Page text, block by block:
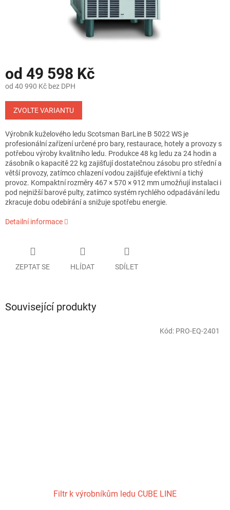
od 49 598 Kč
od 40 990 Kč bez DPH
Měrná
cena:
ZVOLTE VARIANTU
Výrobník kuželového ledu Scotsman BarLine B 5022 WS je
profesionální zařízení určené pro bary, restaurace, hotely a provozy s
potřebou výroby kvalitního ledu. Produkce 48 kg ledu za 24 hodin a
zásobník o kapacitě 22 kg zajišťují dostatečnou zásobu pro střední a
větší provozy, zatímco chlazení vodou zajišťuje efektivní a tichý
provoz. Kompaktní rozměry 467 × 570 × 912 mm umožňují instalaci i
pod nejnižší barové pulty, zatímco systém rychlého odpadávání ledu
zkracuje dobu odebírání a snižuje spotřebu energie.
Detailní informace
ZEPTAT SE HLÍDAT SDÍLET
Související produkty
Filtr k výrobníkům ledu CUBE LINE
Kód: PRO-EQ-2401